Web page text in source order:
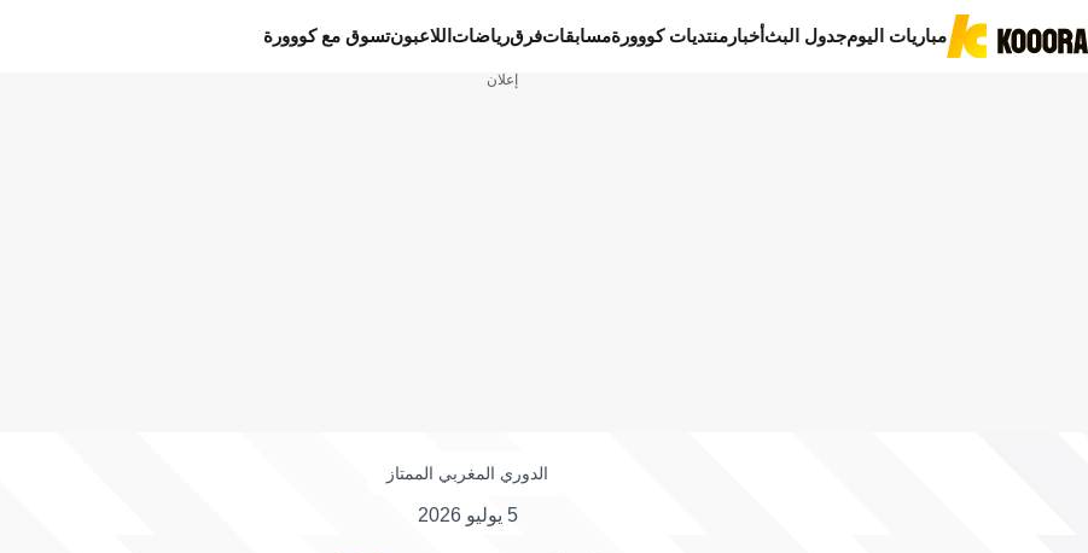
مباريات اليومجدول البثأخبار منتديات كووورةمسابقاتفرقرياضات اللاعبونتسوق مع كووورة
إعلان
الدوري المغربي الممتاز
5 يوليو 2026